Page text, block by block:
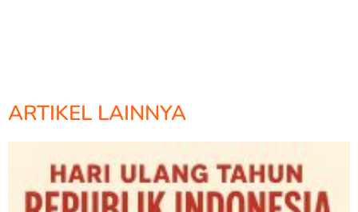
ARTIKEL LAINNYA